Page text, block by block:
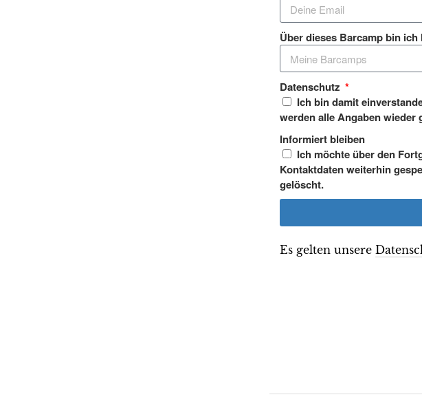
Über dieses Barcamp bin
Datenschutz
Ich bin damit
werden alle Angaben wieder
Informiert bleiben
Ich möchte über den
Kontaktdaten weiterhin
gelöscht.
Es gelten unsere